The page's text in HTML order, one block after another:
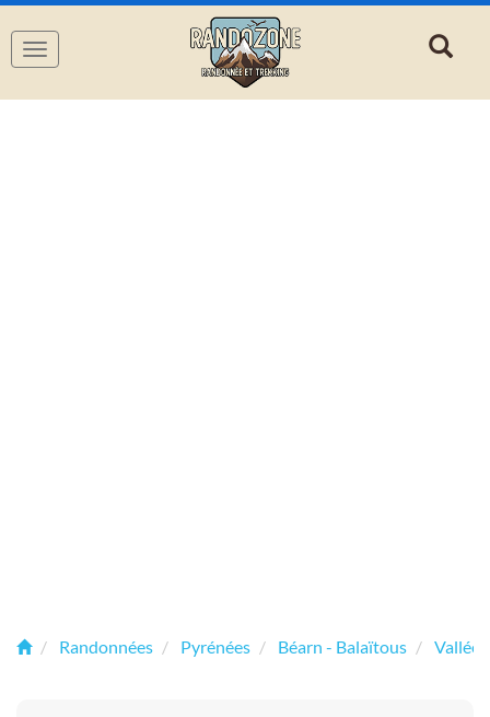
Navigation
Randonnées Pyrénées Béarn - Balaïtous Vallée